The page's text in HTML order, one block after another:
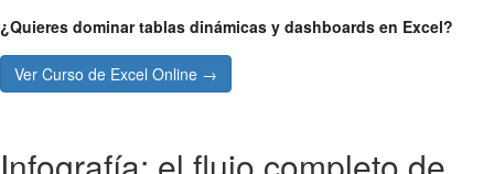
¿Quieres dominar tablas dinámicas y dashboards en Excel?
Ver Curso de Excel Online →